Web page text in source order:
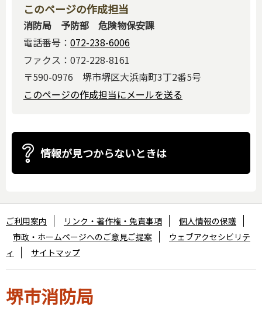
このページの作成担当
消防局 予防部 危険物保安課
電話番号： 072-238-6006
ファクス：072-228-8161
〒590-0976 堺市堺区大浜南町3丁2番5号
このページの作成担当にメールを送る
情報が見つからないときは
堺市消防局
ご利用案内 リンク・著作権・免責事項
個人情報の保護
市政・ホームページへのご意見ご提案
ウェブアクセシビリテ
ィ
サイトマップ